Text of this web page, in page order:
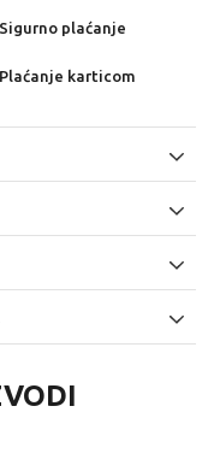
Sigurno plaćanje
Plaćanje karticom